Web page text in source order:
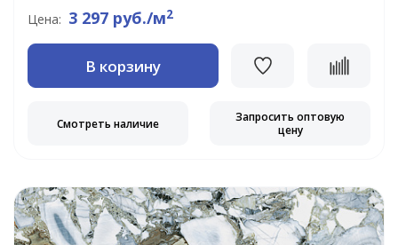
Цена: 3 297 руб./м2
В корзину
Смотреть наличие
Запросить оптовую
цену